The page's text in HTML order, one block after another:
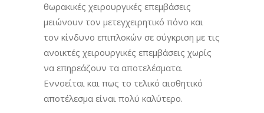
θωρακικές χειρουργικές επεμβάσεις
μειώνουν τον μετεγχειρητικό πόνο και
τον κίνδυνο επιπλοκών σε σύγκριση με τις
ανοικτές χειρουργικές επεμβάσεις χωρίς
να επηρεάζουν τα αποτελέσματα.
Εννοείται και πως το τελικό αισθητικό
αποτέλεσμα είναι πολύ καλύτερο.